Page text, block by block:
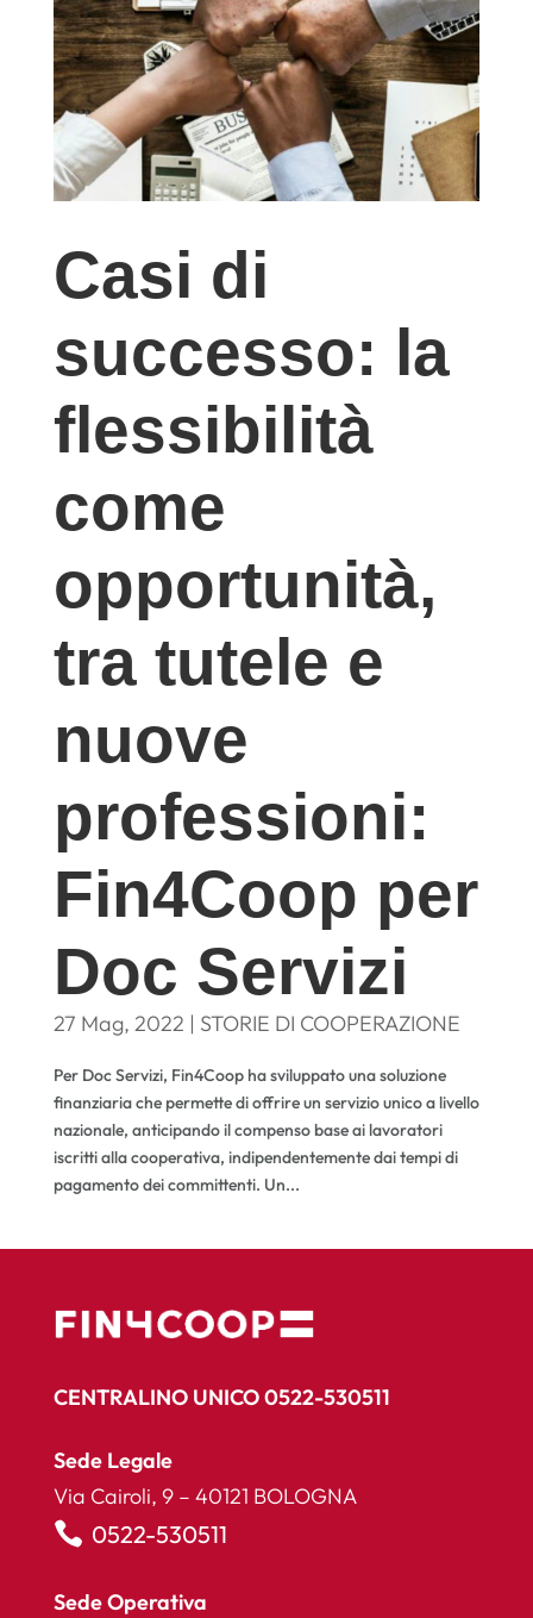
Casi di
successo: la
flessibilità
come
opportunità,
tra tutele e
nuove
professioni:
Fin4Coop per
Doc Servizi
27 Mag, 2022 | STORIE DI COOPERAZIONE
Per Doc Servizi, Fin4Coop ha sviluppato una soluzione
finanziaria che permette di offrire un servizio unico a livello
nazionale, anticipando il compenso base ai lavoratori
iscritti alla cooperativa, indipendentemente dai tempi di
pagamento dei committenti. Un...
CENTRALINO UNICO 0522-530511
Sede Legale
Via Cairoli, 9 – 40121 BOLOGNA
 0522-530511
Sede Operativa